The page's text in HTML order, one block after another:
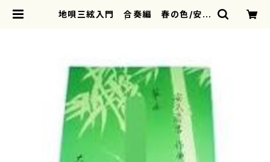
地唄三絃入門 合奏編 春の色/安武